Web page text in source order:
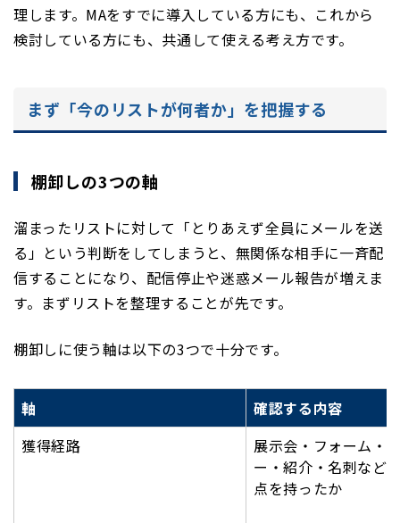
理します。MAをすでに導入している方にも、これから
検討している方にも、共通して使える考え方です。
まず「今のリストが何者か」を把握する
棚卸しの3つの軸
溜まったリストに対して「とりあえず全員にメールを送
る」という判断をしてしまうと、無関係な相手に一斉配
信することになり、配信停止や迷惑メール報告が増えま
す。まずリストを整理することが先です。
棚卸しに使う軸は以下の3つで十分です。
軸
確認する内容
獲得経路
展示会・フォーム・
ー・紹介・名刺など
点を持ったか